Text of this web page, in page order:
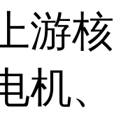
游核
机、